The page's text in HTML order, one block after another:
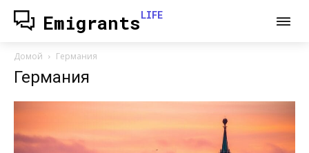
EmigrantsLIFE
Домой Германия
Германия